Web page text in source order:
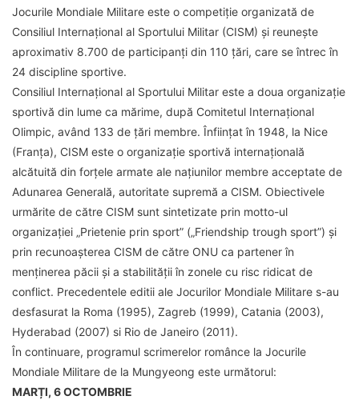
Jocurile Mondiale Militare este o competiţie organizată de
Consiliul Internaţional al Sportului Militar (CISM) şi reuneşte
aproximativ 8.700 de participanţi din 110 ţări, care se întrec în
24 discipline sportive.
Consiliul Internaţional al Sportului Militar este a doua organizație
sportivă din lume ca mărime, după Comitetul Internațional
Olimpic, având 133 de ţări membre. Înfiinţat în 1948, la Nice
(Franţa), CISM este o organizaţie sportivă internaţională
alcătuită din forţele armate ale naţiunilor membre acceptate de
Adunarea Generală, autoritate supremă a CISM. Obiectivele
urmărite de către CISM sunt sintetizate prin motto-ul
organizaţiei „Prietenie prin sport” („Friendship trough sport”) şi
prin recunoaşterea CISM de către ONU ca partener în
menţinerea păcii şi a stabilităţii în zonele cu risc ridicat de
conflict. Precedentele editii ale Jocurilor Mondiale Militare s-au
desfasurat la Roma (1995), Zagreb (1999), Catania (2003),
Hyderabad (2007) si Rio de Janeiro (2011).
În continuare, programul scrimerelor românce la Jocurile
Mondiale Militare de la Mungyeong este următorul:
MARȚI, 6 OCTOMBRIE